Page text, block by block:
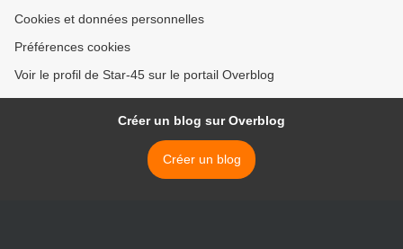
Cookies et données personnelles
Préférences cookies
Voir le profil de Star-45 sur le portail Overblog
Créer un blog sur Overblog
Créer un blog